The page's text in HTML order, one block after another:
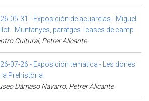
05-31 - Exposición de acuarelas - Miguel
- Muntanyes, paratges i cases de camp
Cultural, Petrer Alicante
07-26 - Exposición temática - Les dones
la Prehistòria
Dámaso Navarro, Petrer Alicante